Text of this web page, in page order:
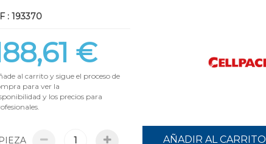
: 193370
€
al carrito y sigue el proceso de
para ver la
y los precios para
PIEZA AÑADIR AL CARRITO